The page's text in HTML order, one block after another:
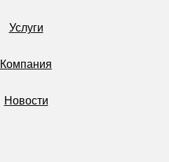
Услуги
Компания
Новости